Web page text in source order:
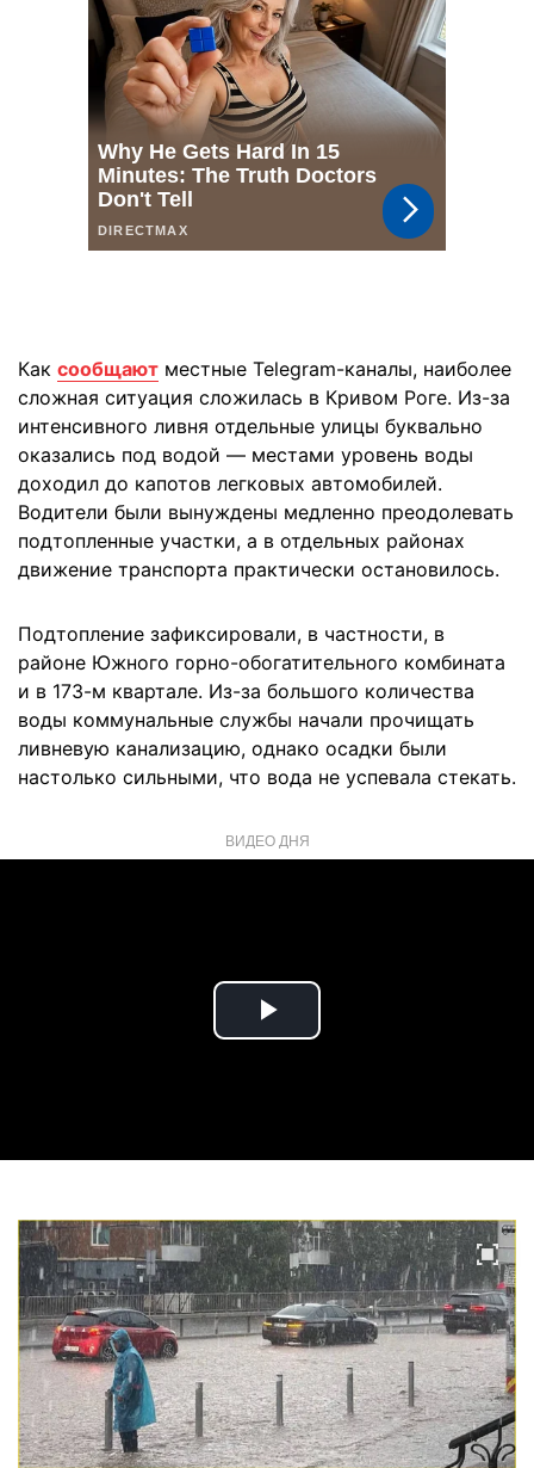
Как сообщают местные Telegram-каналы, наиболее
сложная ситуация сложилась в Кривом Роге. Из-за
интенсивного ливня отдельные улицы буквально
оказались под водой — местами уровень воды
доходил до капотов легковых автомобилей.
Водители были вынуждены медленно преодолевать
подтопленные участки, а в отдельных районах
движение транспорта практически остановилось.
Подтопление зафиксировали, в частности, в
районе Южного горно-обогатительного комбината
и в 173-м квартале. Из-за большого количества
воды коммунальные службы начали прочищать
ливневую канализацию, однако осадки были
настолько сильными, что вода не успевала стекать.
ВИДЕО ДНЯ
Play